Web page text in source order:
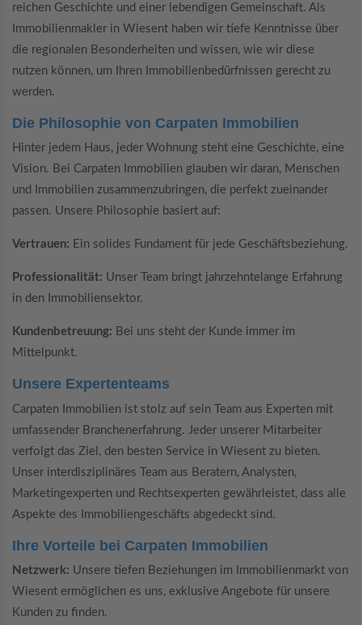
reichen Geschichte und einer lebendigen Gemeinschaft. Als
Immobilienmakler in Wiesent haben wir tiefe Kenntnisse über
die regionalen Besonderheiten und wissen, wie wir diese
nutzen können, um Ihren Immobilienbedürfnissen gerecht zu
werden.
Die Philosophie von Carpaten Immobilien
Hinter jedem Haus, jeder Wohnung steht eine Geschichte, eine
Vision. Bei Carpaten Immobilien glauben wir daran, Menschen
und Immobilien zusammenzubringen, die perfekt zueinander
passen. Unsere Philosophie basiert auf:
Vertrauen: Ein solides Fundament für jede Geschäftsbeziehung.
Professionalität: Unser Team bringt jahrzehntelange Erfahrung
in den Immobiliensektor.
Kundenbetreuung: Bei uns steht der Kunde immer im
Mittelpunkt.
Unsere Expertenteams
Carpaten Immobilien ist stolz auf sein Team aus Experten mit
umfassender Branchenerfahrung. Jeder unserer Mitarbeiter
verfolgt das Ziel, den besten Service in Wiesent zu bieten.
Unser interdisziplinäres Team aus Beratern, Analysten,
Marketingexperten und Rechtsexperten gewährleistet, dass alle
Aspekte des Immobiliengeschäfts abgedeckt sind.
Ihre Vorteile bei Carpaten Immobilien
Netzwerk: Unsere tiefen Beziehungen im Immobilienmarkt von
Wiesent ermöglichen es uns, exklusive Angebote für unsere
Kunden zu finden.